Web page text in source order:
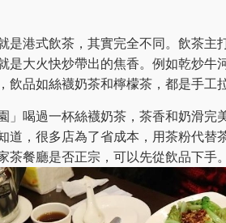
是港式飲茶，其實完全不同。飲茶主
是大火快炒帶出的焦香。例如乾炒牛
飲品如絲襪奶茶和檸檬茶，都是手工
」喝過一杯絲襪奶茶，茶香和奶滑完
道，很多店為了省成本，用茶粉代替
茶餐廳是否正宗，可以先從飲品下手。